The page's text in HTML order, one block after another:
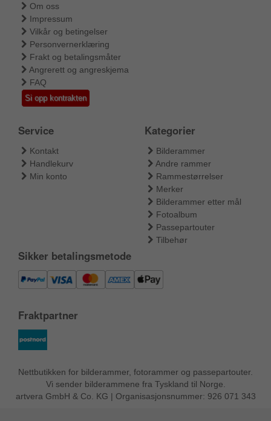
Om oss
Impressum
Vilkår og betingelser
Personvernerklæring
Frakt og betalingsmåter
Angrerett og angreskjema
FAQ
Si opp kontrakten
Service
Kontakt
Handlekurv
Min konto
Kategorier
Bilderammer
Andre rammer
Rammestørrelser
Merker
Bilderammer etter mål
Fotoalbum
Passepartouter
Tilbehør
Sikker betalingsmetode
Fraktpartner
Nettbutikken for bilderammer, fotorammer og passepartouter.
Vi sender bilderammene fra Tyskland til Norge.
artvera GmbH & Co. KG | Organisasjonsnummer: 926 071 343